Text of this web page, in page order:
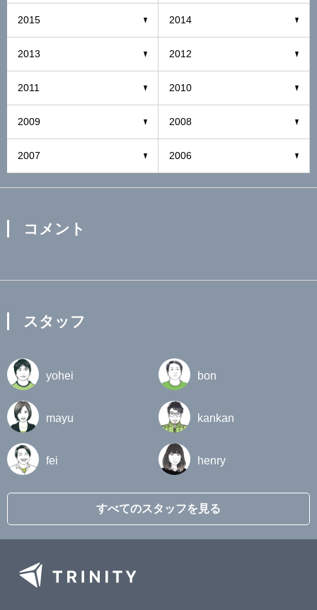
2015 2014
2013 2012
2011 2010
2009 2008
2007 2006
コメント
スタッフ
yohei bon
mayu kankan
fei henry
すべてのスタッフを見る